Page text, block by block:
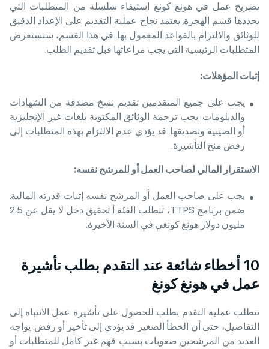
تصريح عمل في هونغ كونغ استيفاء سلسلة من المتطلبات التي
يحددها قسم الهجرة. يعتمد نجاح عملية التقديم على الإعداد الدقيق
للوثائق والالتزام بالقواعد المعمول بها. في هذا القسم، سنستعرض
المتطلبات الرئيسية التي يجب مراعاتها قبل تقديم الطلب.
إثبات المؤهلات:
يجب على جميع المتقدمين تقديم نسخ مصدقة من الشهادات
والدبلومات. يجب ترجمة الوثائق المكتوبة بلغات غير الإنجليزية
أو الصينية وتصديقها. قد يؤدي عدم الالتزام بهذه المتطلبات إلى
رفض منح التأشيرة.
الاستقرار المالي لصاحب العمل أو للمرشح نفسه:
يجب على صاحب العمل أو المرشح نفسه إثبات قدرته المالية.
ضمن برنامج TTPS، تتطلب الفئة أ تحقيق دخل لا يقل عن 2.5
مليون دولار هونغ كونغي في السنة الأخيرة.
10 أخطاء شائعة عند التقدم بطلب تأشيرة
عمل في هونغ كونغ
تتطلب عملية التقدم بطلب للحصول على تأشيرة عمل الانتباه إلى
التفاصيل، حتى أن الخطأ الصغير قد يؤدي إلى تأخير أو رفض. يواجه
العديد من المرشحين صعوبات بسبب فهم غير كامل للمتطلبات أو